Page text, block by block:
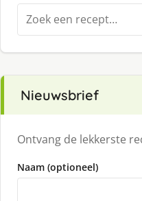
Zoeken
naar:
Nieuwsbrief
Ontvang de lekkerste
Naam (optioneel)